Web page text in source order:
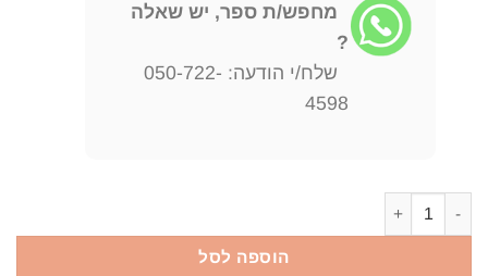
מחפש/ת ספר, יש שאלה
?
שלח/י הודעה: 050-722-
4598
הוספה לסל